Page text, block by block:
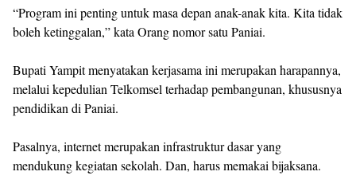
‎“Program ini penting untuk masa depan anak-anak kita. Kita tidak
boleh ketinggalan,” kata Orang nomor satu Paniai.
‎Bupati Yampit menyatakan kerjasama ini merupakan harapannya,
melalui kepedulian Telkomsel terhadap pembangunan, khususnya
pendidikan di Paniai.
‎Pasalnya, internet merupakan infrastruktur dasar yang
mendukung kegiatan sekolah. Dan, harus memakai bijaksana.